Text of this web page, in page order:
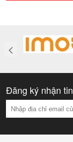
Đăng ký nhận tin